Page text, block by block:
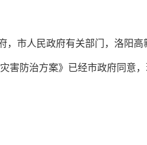
，市人民政府有关部门，洛阳
害防治方案》已经市政府同意